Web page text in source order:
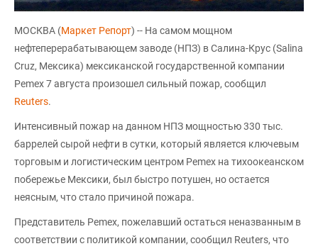
МОСКВА (Маркет Репорт) -- На самом мощном
нефтеперерабатывающем заводе (НПЗ) в Салина-Крус (Salina
Cruz, Мексика) мексиканской государственной компании
Pemex 7 августа произошел сильный пожар, сообщил
Reuters.
Интенсивный пожар на данном НПЗ мощностью 330 тыс.
баррелей сырой нефти в сутки, который является ключевым
торговым и логистическим центром Pemex на тихоокеанском
побережье Мексики, был быстро потушен, но остается
неясным, что стало причиной пожара.
Представитель Pemex, пожелавший остаться неназванным в
соответствии с политикой компании, сообщил Reuters, что